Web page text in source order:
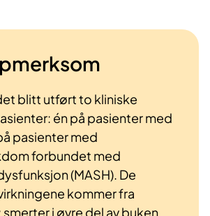
blitt utført to kliniske
én på pasienter med
pasienter med
forbundet med
(MASH). De
kommer fra
i øvre del av buken,